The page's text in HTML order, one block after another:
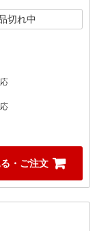
切れ中
・ご注文